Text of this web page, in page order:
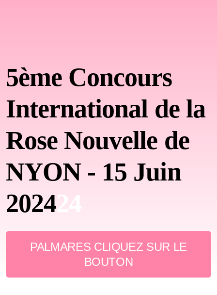
5ème Concours
International de la
Rose Nouvelle de
NYON - 15 Juin
202424
PALMARES CLIQUEZ SUR LE
BOUTON